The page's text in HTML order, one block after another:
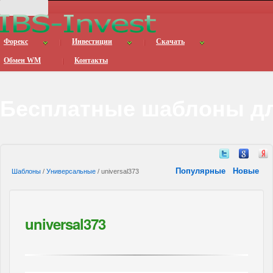
Форекс Инвестиции Скачать
Обмен WM Контакты
Шаблоны / Универсальные / universal373 Популярные Новые
universal373